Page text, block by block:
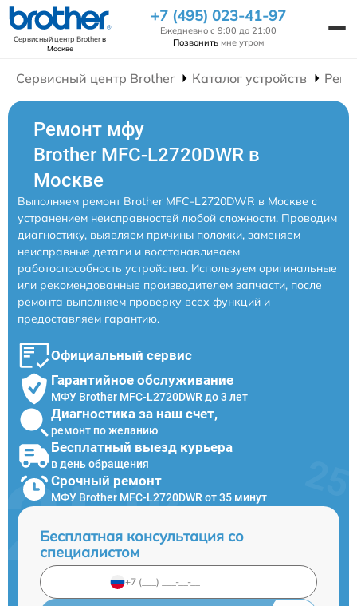
Сервисный центр Brotherв
Москве
+7 (495) 023-41-97
Ежедневно с 9:00 до 21:00
Позвонить мне утром
Сервисный центр Brother Каталог устройств
Ремонт мфу
Brother MFC-L2720DWR в
Москве
Выполняем ремонт Brother MFC-L2720DWR в Москве с
устранением неисправностей любой сложности. Проводим
диагностику, выявляем причины поломки, заменяем
неисправные детали и восстанавливаем
работоспособность устройства. Используем оригинальные
или рекомендованные производителем запчасти, после
ремонта выполняем проверку всех функций и
предоставляем гарантию.
Официальный сервис
Гарантийное обслуживание
МФУ Brother MFC-L2720DWR до 3 лет
Диагностика за наш счет,
ремонт по желанию
Бесплатный выезд курьера
в день обращения
Срочный ремонт
МФУ Brother MFC-L2720DWR от 35 минут
Бесплатная консультация со
специалистом